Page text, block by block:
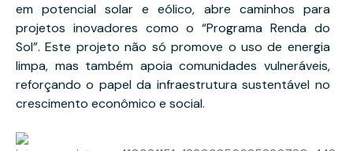
em potencial solar e eólico, abre caminhos para
projetos inovadores como o “Programa Renda do
Sol”. Este projeto não só promove o uso de energia
limpa, mas também apoia comunidades vulneráveis,
reforçando o papel da infraestrutura sustentável no
crescimento econômico e social.